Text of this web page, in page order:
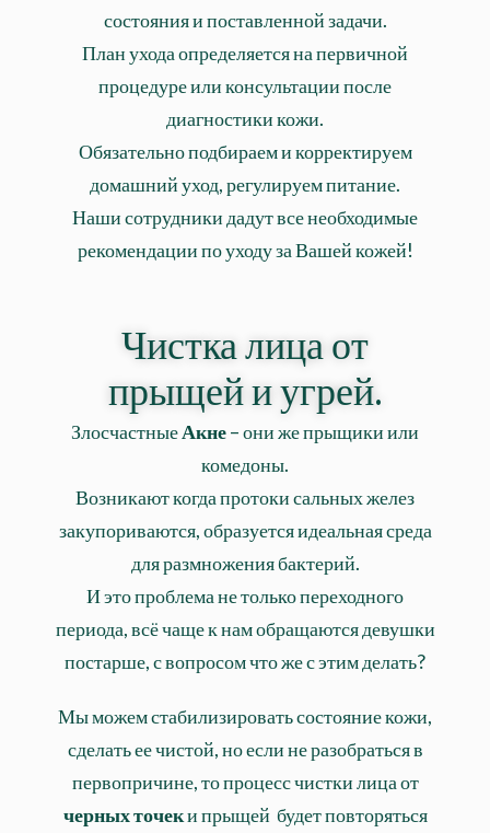
состояния и поставленной задачи.
План ухода определяется на первичной
процедуре или консультации после
диагностики кожи.
Обязательно подбираем и корректируем
домашний уход, регулируем питание.
Наши сотрудники дадут всенеобходимые
рекомендации по уходу за Вашей кожей!
Чистка лица от
прыщей и угрей.
ЗлосчастныеАкне– они же прыщики или
комедоны.
Возникают когда протоки сальных желез
закупориваются, образуется идеальная среда
для размножения бактерий.
И это проблема не только переходного
периода, всё чаще к нам обращаются девушки
постарше, с вопросом что же с этим делать?
Мы можем стабилизировать состояние кожи,
сделать ее чистой, но если не разобраться в
первопричине, то процесс чистки лица от
черных точеки прыщей будет повторяться